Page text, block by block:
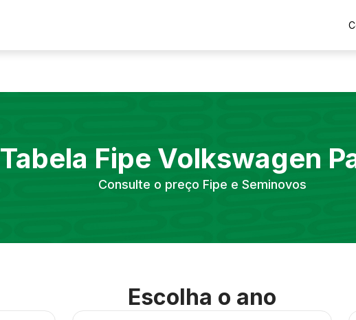
Tabela Fipe Volkswagen
Consulte o preço Fipe e Seminovos
Escolha o ano